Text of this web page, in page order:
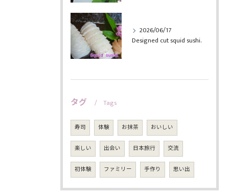
2026/06/17
Designed cut squid sushi.
タグ Tags
寿司 体験 お抹茶 おいしい
楽しい 出会い 日本旅行 交流
初体験 ファミリー 手作り 思い出